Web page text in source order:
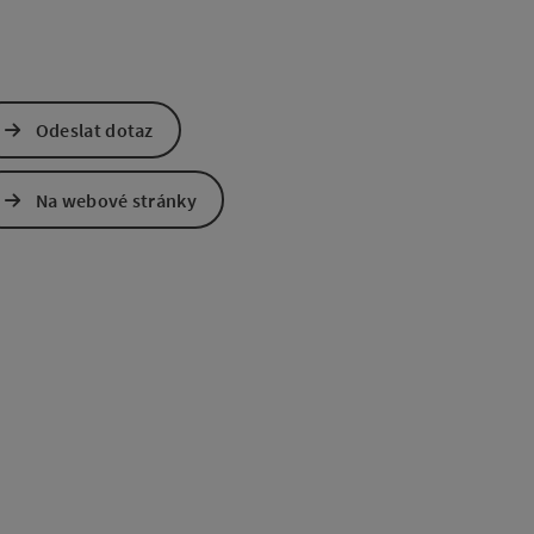
Odeslat dotaz
Na webové stránky